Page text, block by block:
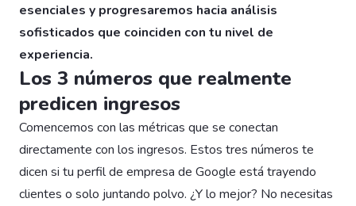
esenciales y progresaremos hacia análisis
sofisticados que coinciden con tu nivel de
experiencia.
Los 3 números que realmente
predicen ingresos
Comencemos con las métricas que se conectan
directamente con los ingresos. Estos tres números te
dicen si tu perfil de empresa de Google está trayendo
clientes o solo juntando polvo. ¿Y lo mejor? No necesitas